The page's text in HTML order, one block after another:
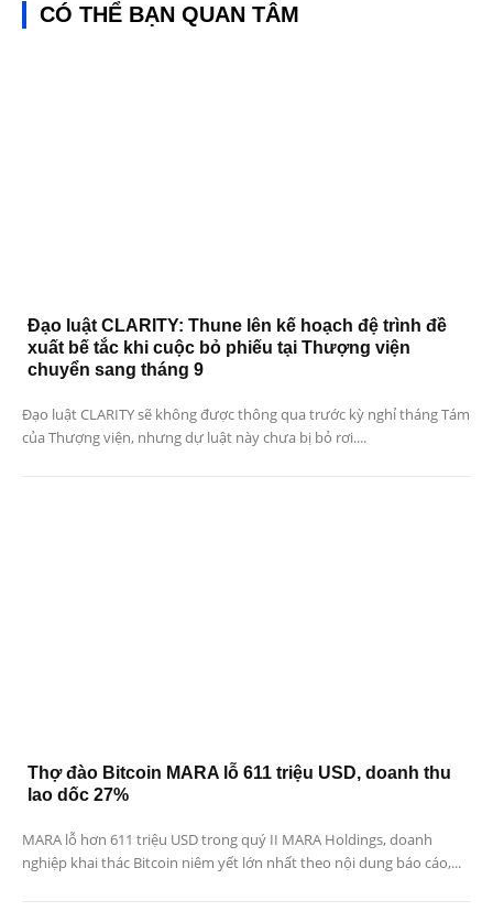
CÓ THỂ BẠN QUAN TÂM
Đạo luật CLARITY: Thune lên kế hoạch đệ trình đề
xuất bế tắc khi cuộc bỏ phiếu tại Thượng viện
chuyển sang tháng 9
Đạo luật CLARITY sẽ không được thông qua trước kỳ nghỉ tháng Tám
của Thượng viện, nhưng dự luật này chưa bị bỏ rơi....
Thợ đào Bitcoin MARA lỗ 611 triệu USD, doanh thu
lao dốc 27%
MARA lỗ hơn 611 triệu USD trong quý II MARA Holdings, doanh
nghiệp khai thác Bitcoin niêm yết lớn nhất theo nội dung báo cáo,...